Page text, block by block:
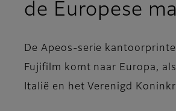
de Europese
De Apeos-serie
Fujifilm komt naar Europa,
Italië en het Verenigd